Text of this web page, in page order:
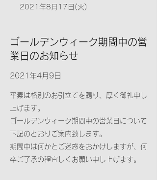
2021年8月17日(火)
ゴールデンウィーク期間中の営
業日のお知らせ
2021年4月9日
平素は格別のお引立てを賜り、厚く御礼申し
上げます。
ゴールデンウィーク期間中の営業日について
下記のとおりご案内致します。
期間中は何かとご迷惑をおかけしますが、何
卒ご了承の程宜しくお願い申し上げます。